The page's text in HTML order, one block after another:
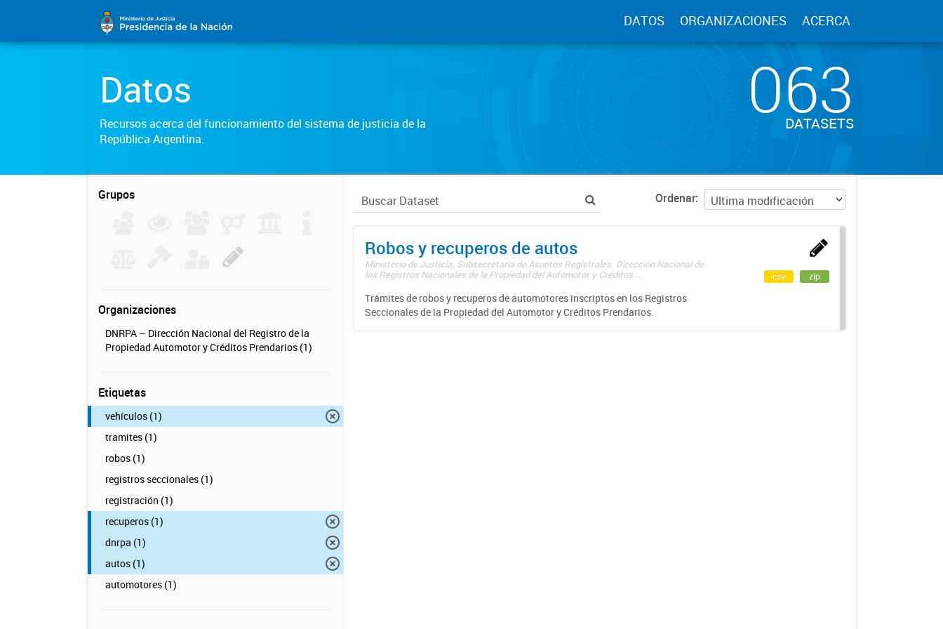
DATOS ORGANIZACIONES ACERCA
Datos
Recursos acerca del funcionamiento del sistema de justicia de la
República Argentina.
063
DATASETS
Grupos
Organizaciones
DNRPA – Dirección Nacional del Registro de la
Propiedad Automotor y Créditos Prendarios (1)
Etiquetas
vehículos (1)
tramites (1)
robos (1)
registros seccionales (1)
registración (1)
recuperos (1)
dnrpa (1)
autos (1)
automotores (1)
Ordenar
Robos y recuperos de autos
Ministerio de Justicia. Subsecretaría de Asuntos Registrales. Dirección Nacional de
los Registros Nacionales de la Propiedad del Automotor y Créditos ...
Trámites de robos y recuperos de automotores inscriptos en los Registros
Seccionales de la Propiedad del Automotor y Créditos Prendarios.
csv zip